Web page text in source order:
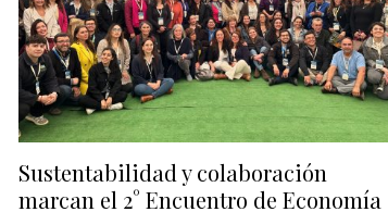
Sustentabilidad y colaboración
marcan el 2° Encuentro de Economía